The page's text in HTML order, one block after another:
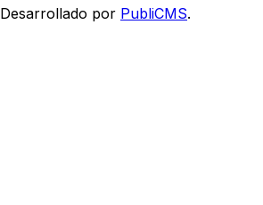
Desarrollado por PubliCMS.